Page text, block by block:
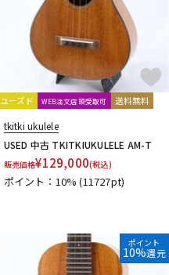
ユーズド WEB注文店頭受取可 送料無料
tkitki ukulele
USED 中古 TKITKIUKULELE AM-T
販売価格¥129,000(税込)
ポイント：10%(11727pt)
ポイント
10%還元